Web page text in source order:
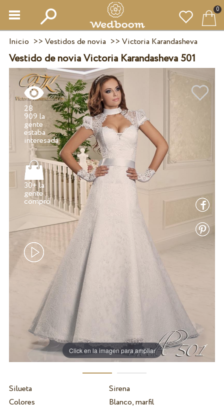
0
Inicio >> Vestidos de novia >> Victoria Karandasheva
Vestido de novia Victoria Karandasheva 501
Click en la imagen para ampliar
28
909 la
gente
estaba
interesada
30+ la
gente
Silueta
Sirena
Colores
Blanco, marfil